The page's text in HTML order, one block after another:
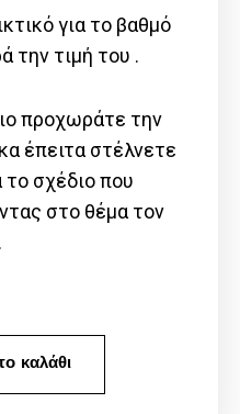
για το βαθμό
την τιμή του .
προχωράτε την
έπειτα στέλνετε
σχέδιο που
στο θέμα τον
καλάθι